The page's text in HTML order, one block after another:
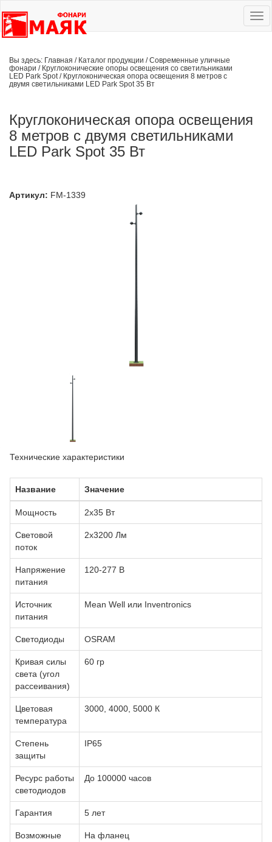
Вы здесь: Главная / Каталог продукции /Современные уличные
фонари / Круглоконические опоры освещения со светильниками
LED Park Spot / Круглоконическая опора освещения 8 метров с
двумя светильниками LED Park Spot 35 Вт
Круглоконическая опора освещения
8 метров с двумя светильниками
LED Park Spot 35 Вт
Артикул: FM-1339
Технические характеристики
Название Значение
Мощность 2x35 Вт
Световой
поток
2х3200 Лм
Напряжение
питания
120-277 В
Источник
питания
Mean Well или Inventronics
Светодиоды OSRAM
Кривая силы
света (угол
рассеивания)
60 гр
Цветовая
температура
3000, 4000, 5000 К
Степень
защиты
IP65
Ресурс работы
светодиодов
До 100000 часов
Гарантия 5 лет
Возможные
На фланец